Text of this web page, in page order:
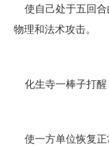
使自己处于五回合
物理和法术攻击。
化生寺一棒子打醒
使一方单位恢复正